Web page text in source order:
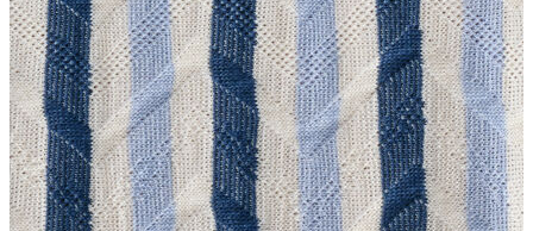
Atlet
Elbise
Eşofman Altı
Mont
Kazak
Yelek
Yağmurluk
Trenchcoat
Kaban